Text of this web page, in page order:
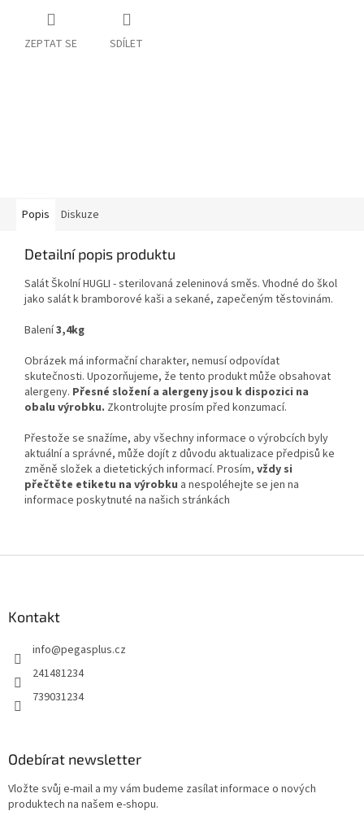
ZEPTAT SE SDÍLET
Popis Diskuze
Detailní popis produktu
Salát Školní HUGLI - sterilovaná zeleninová směs. Vhodné do škol
jako salát k bramborové kaši a sekané, zapečeným těstovinám.
Balení3,4kg
Obrázek má informační charakter, nemusí odpovídat
skutečnosti. Upozorňujeme, že tento produkt může obsahovat
alergeny. Přesné složení a alergeny jsou k dispozici na
obalu výrobku. Zkontrolujte prosím před konzumací.
Přestože se snažíme, aby všechny informace o výrobcích byly
aktuální a správné, může dojít z důvodu aktualizace předpisů ke
změně složek a dietetických informací. Prosím, vždy si
přečtěte etiketu na výrobku a nespoléhejte se jen na
informace poskytnuté na našich stránkách
Kontakt
info@pegasplus.cz
241481234
739031234
Odebírat newsletter
Vložte svůj e-mail a my vám budeme zasílat informace o nových
produktech na našem e-shopu.